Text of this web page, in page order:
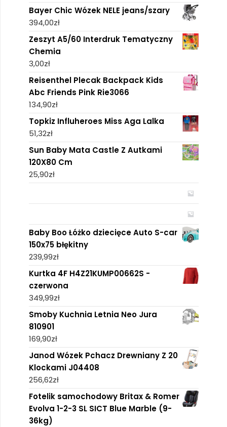
Bayer Chic Wózek NELE jeans/szary
394,00zł
Zeszyt A5/60 Interdruk Tematyczny
Chemia
3,00zł
Reisenthel Plecak Backpack Kids
Abc Friends Pink Rie3066
134,90zł
Topkiz Influheroes Miss Aga Lalka
51,32zł
Sun Baby Mata Castle Z Autkami
120X80 Cm
25,90zł
Baby Boo Łóżko dziecięce Auto S-car
150x75 błękitny
239,99zł
Kurtka 4F H4Z21KUMP00662S -
czerwona
349,99zł
Smoby Kuchnia Letnia Neo Jura
810901
169,90zł
Janod Wózek Pchacz Drewniany Z 20
Klockami J04408
256,62zł
Fotelik samochodowy Britax & Romer
Evolva 1-2-3 SL SICT Blue Marble (9-
36kg)